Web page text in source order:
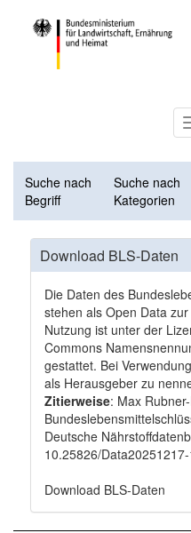
Suche nach
Begriff
Suche nach
Kategorien
Download BLS-Daten
Die Daten des
stehen als Open Data
Nutzung ist unter der
Commons
gestattet. Bei
als Herausgeber zu
Zitierweise: Max
Deutsche
10.25826/
Download BLS-Daten